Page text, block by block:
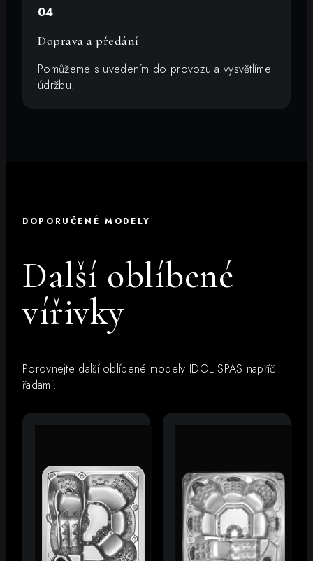
04
Doprava a předání
Pomůžeme s uvedením do provozu a vysvětlíme
údržbu.
DOPORUČENÉ MODELY
Další oblíbené
vířivky
Porovnejte další oblíbené modely IDOL SPAS napříč
řadami.